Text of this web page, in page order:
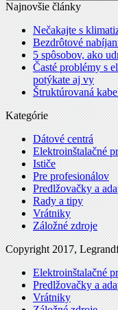
Najnovšie články
Nečakajte s
Bezdrôtové
5 spôsobov, ako
Časté problémy s
potýkate aj vy
Štruktúrovaná
Kategórie
Dátové centrá
Elektroinštalačné
Ističe
Pre profesionálov
Predlžovačky a
Rady a tipy
Vrátniky
Záložné zdroje
Copyright 2017,
Elektroinštalačné
Predlžovačky a
Vrátniky